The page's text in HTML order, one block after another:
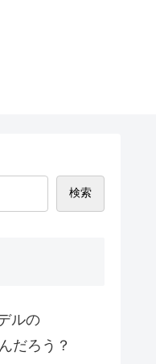
検索
ルの
だろう？